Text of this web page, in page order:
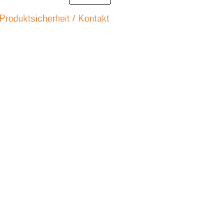
Produktsicherheit / Kontakt